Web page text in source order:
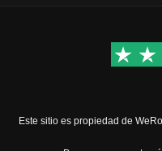
Este sitio es propiedad de